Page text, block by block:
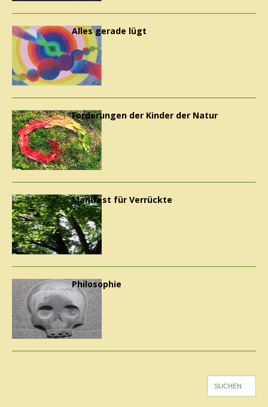
Alles gerade lügt
Forderungen der Kinder der Natur
Manifest für Verrückte
Philosophie